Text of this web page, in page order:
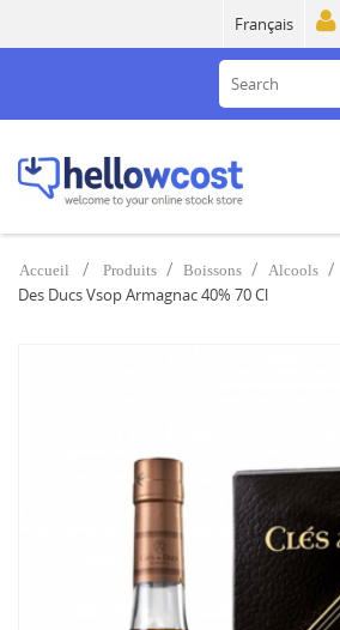
Français
Accueil Produits Boissons Alcools
Des Ducs Vsop Armagnac 40% 70 Cl